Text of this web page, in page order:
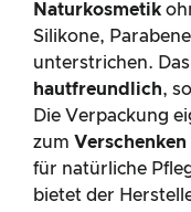
Naturkosmetik
Silikone,
unterstrichen.
hautfreundlich,
Die Verpackung
zum Verschenken
für natürliche
bietet der